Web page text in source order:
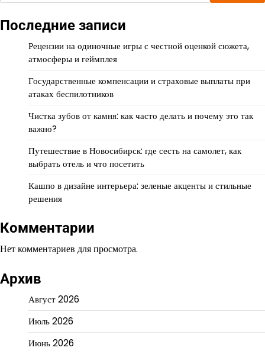
Последние записи
Рецензии на одиночные игры с честной оценкой сюжета,
атмосферы и геймплея
Государственные компенсации и страховые выплаты при
атаках беспилотников
Чистка зубов от камня: как часто делать и почему это так
важно?
Путешествие в Новосибирск: где сесть на самолет, как
выбрать отель и что посетить
Кашпо в дизайне интерьера: зеленые акценты и стильные
решения
Комментарии
Нет комментариев для просмотра.
Архив
Август 2026
Июль 2026
Июнь 2026